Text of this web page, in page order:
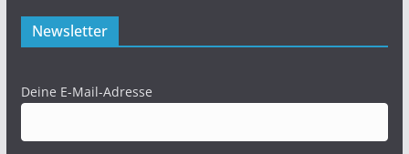
Newsletter
Deine E-Mail-Adresse